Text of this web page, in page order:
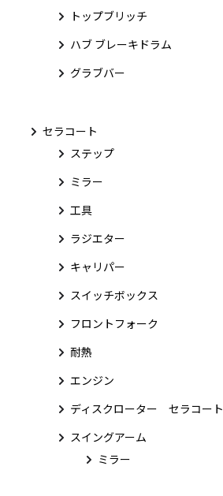
トップブリッチ
ハブ ブレーキドラム
グラブバー
セラコート
ステップ
ミラー
工具
ラジエター
キャリパー
スイッチボックス
フロントフォーク
耐熱
エンジン
ディスクローター セラコート
スイングアーム
ミラー